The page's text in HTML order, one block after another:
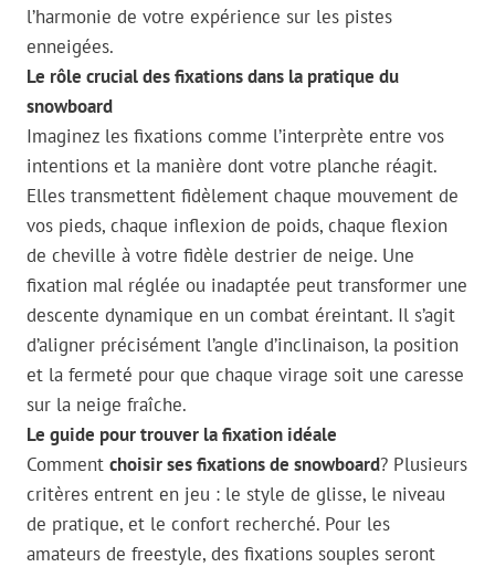
l’harmonie de votre expérience sur les pistes
enneigées.
Le rôle crucial des fixations dans la pratique du
snowboard
Imaginez les fixations comme l’interprète entre vos
intentions et la manière dont votre planche réagit.
Elles transmettent fidèlement chaque mouvement de
vos pieds, chaque inflexion de poids, chaque flexion
de cheville à votre fidèle destrier de neige. Une
fixation mal réglée ou inadaptée peut transformer une
descente dynamique en un combat éreintant. Il s’agit
d’aligner précisément l’angle d’inclinaison, la position
et la fermeté pour que chaque virage soit une caresse
sur la neige fraîche.
Le guide pour trouver la fixation idéale
Comment choisir ses fixations de snowboard? Plusieurs
critères entrent en jeu : le style de glisse, le niveau
de pratique, et le confort recherché. Pour les
amateurs de freestyle, des fixations souples seront